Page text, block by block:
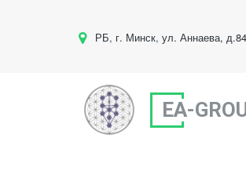
РБ, г. Минск, ул. Аннаева,
EA-